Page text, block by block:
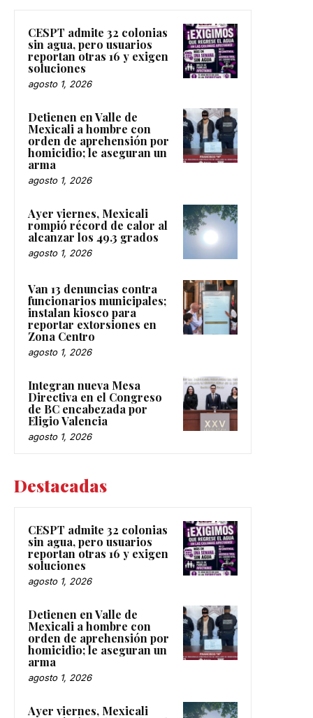
CESPT admite 32 colonias
sin agua, pero usuarios
reportan otras 16 y exigen
soluciones
agosto 1, 2026
Detienen en Valle de
Mexicali a hombre con
orden de aprehensión por
homicidio; le aseguran un
arma
agosto 1, 2026
Ayer viernes, Mexicali
rompió récord de calor al
alcanzar los 49.3 grados
agosto 1, 2026
Van 13 denuncias contra
funcionarios municipales;
instalan kiosco para
reportar extorsiones en
Zona Centro
agosto 1, 2026
Integran nueva Mesa
Directiva en el Congreso
de BC encabezada por
Eligio Valencia
agosto 1, 2026
Destacadas
CESPT admite 32 colonias
sin agua, pero usuarios
reportan otras 16 y exigen
soluciones
agosto 1, 2026
Detienen en Valle de
Mexicali a hombre con
orden de aprehensión por
homicidio; le aseguran un
arma
agosto 1, 2026
Ayer viernes, Mexicali